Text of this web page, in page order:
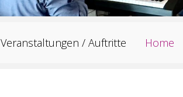
Veranstaltungen / Auftritte Home